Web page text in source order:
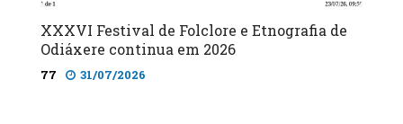
XXXVI Festival de Folclore e Etnografia de
Odiáxere continua em 2026
77 31/07/2026